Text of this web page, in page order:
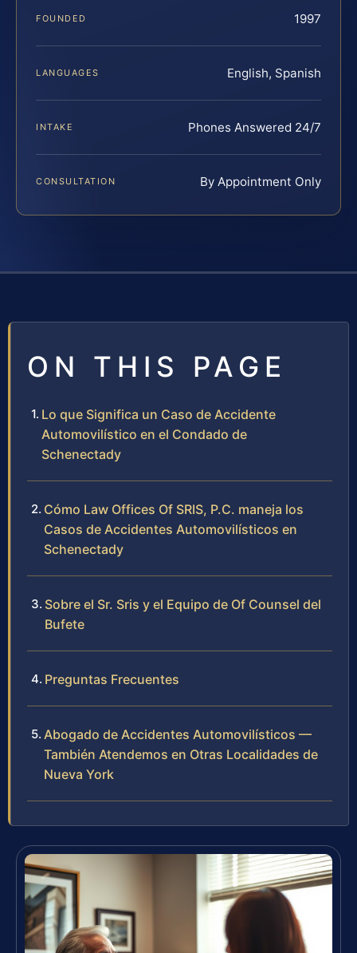
FOUNDED 1997
LANGUAGES English, Spanish
INTAKE Phones Answered 24/7
CONSULTATION By Appointment Only
ON THIS PAGE
Lo que Significa un Caso de Accidente
Automovilístico en el Condado de
Schenectady
Cómo Law Offices Of SRIS, P.C. maneja los
Casos de Accidentes Automovilísticos en
Schenectady
Sobre el Sr. Sris y el Equipo de Of Counsel del
Bufete
Preguntas Frecuentes
Abogado de Accidentes Automovilísticos —
También Atendemos en Otras Localidades de
Nueva York